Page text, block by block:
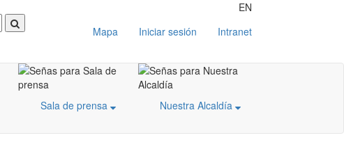
EN
Mapa
Iniciar sesión Intranet
Sala de prensa
Nuestra Alcaldía